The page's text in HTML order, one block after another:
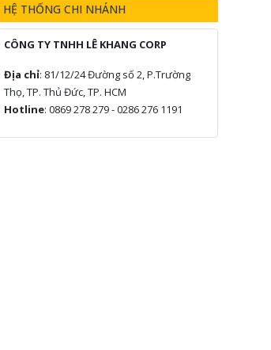
HỆ THỐNG CHI NHÁNH
CÔNG TY TNHH LÊ KHANG CORP
Địa chỉ: 81/12/24 Đường số 2, P.Trường
Thọ, TP. Thủ Đức, TP. HCM
Hotline: 0869 278 279 - 0286 276 1191